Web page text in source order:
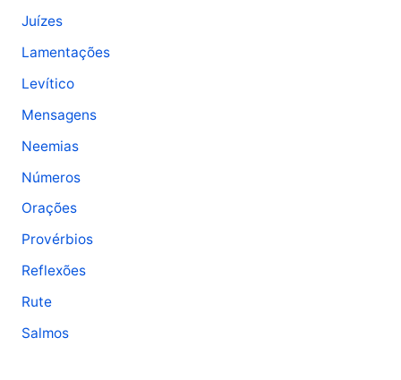
Juízes
Lamentações
Levítico
Mensagens
Neemias
Números
Orações
Provérbios
Reflexões
Rute
Salmos